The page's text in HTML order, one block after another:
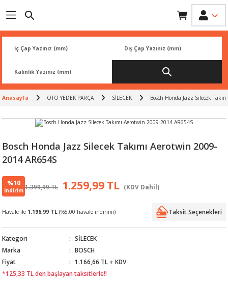
ÜRÜNLERİ
Anasayfa OTO YEDEK PARÇA SİLECEK Bosch Honda Jazz Silecek
Bosch Honda Jazz Silecek Takımı Aerotwin 2009-
2014 AR654S
%10
indirim 1.399,99 TL 1.259,99 TL (KDV Dahil)
Havale ile 1.196,99 TL (%5,00 havale indirimi) Taksit Seçenekleri
Kategori
SİLECEK
Marka
BOSCH
Fiyat
1.166,66 TL + KDV
*125,33 TL den başlayan taksitlerle!!